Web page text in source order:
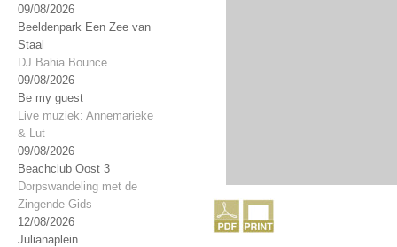
09/08/2026
Beeldenpark Een Zee van
Staal
DJ Bahia Bounce
09/08/2026
Be my guest
Live muziek: Annemarieke
& Lut
09/08/2026
Beachclub Oost 3
Dorpswandeling met de
Zingende Gids
12/08/2026
Julianaplein